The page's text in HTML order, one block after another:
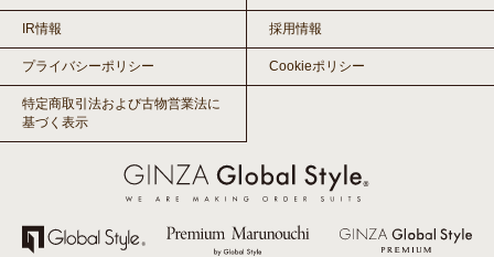
IR情報 採用情報
プライバシーポリシー Cookieポリシー
特定商取引法および古物営業法に
基づく表示